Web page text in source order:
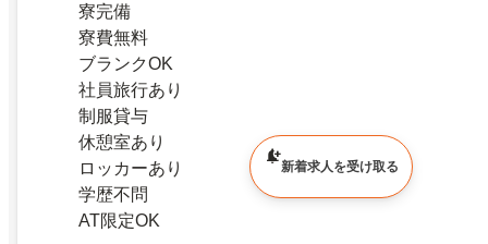
寮完備
寮費無料
ブランクOK
社員旅行あり
制服貸与
休憩室あり
ロッカーあり
学歴不問
AT限定OK
新着求人を受け取る